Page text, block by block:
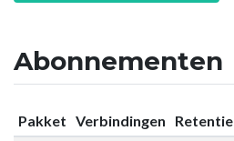
Abonnementen
Pakket Verbindingen Retentie